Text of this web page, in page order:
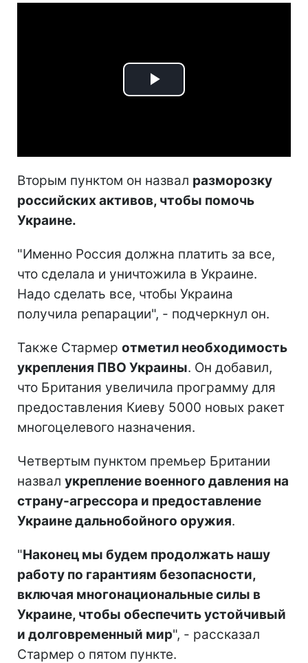
Play
Вторым пунктом он назвал разморозку
российских активов, чтобы помочь
Украине.
"Именно Россия должна платить за все,
что сделала и уничтожила в Украине.
Надо сделать все, чтобы Украина
получила репарации", - подчеркнул он.
Также Стармер отметил необходимость
укрепления ПВО Украины. Он добавил,
что Британия увеличила программу для
предоставления Киеву 5000 новых ракет
многоцелевого назначения.
Четвертым пунктом премьер Британии
назвал укрепление военного давления на
страну-агрессора и предоставление
Украине дальнобойного оружия.
"Наконец мы будем продолжать нашу
работу по гарантиям безопасности,
включая многонациональные силы в
Украине, чтобы обеспечить устойчивый
и долговременный мир", - рассказал
Стармер о пятом пункте.